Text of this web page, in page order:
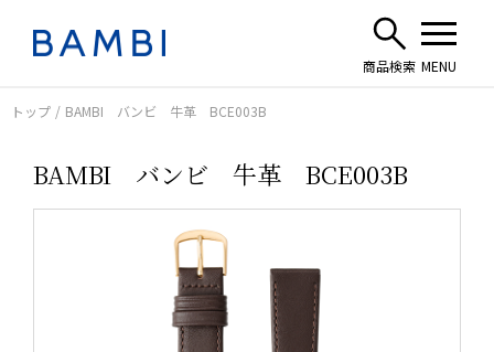
トップ BAMBI バンビ 牛革 BCE003B
BAMBI バンビ 牛革 BCE003B